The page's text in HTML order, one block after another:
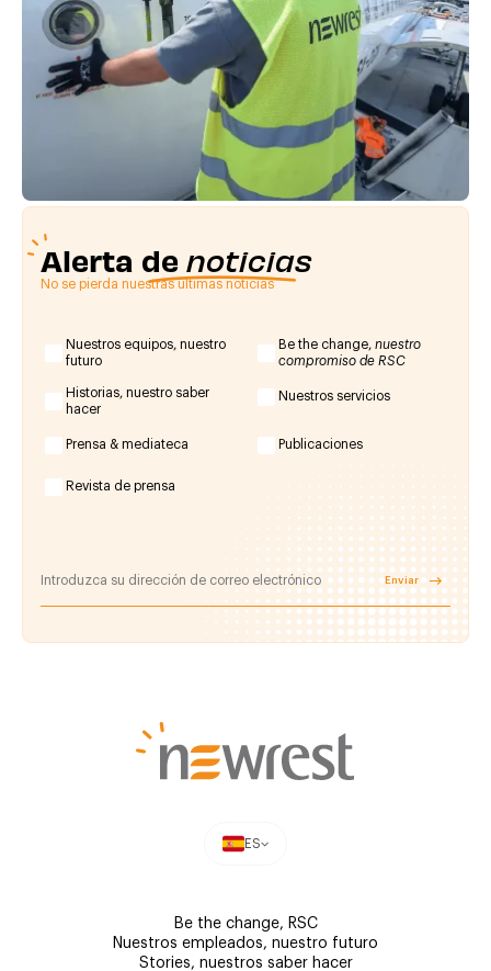
Alerta de noticias
No se pierda nuestras últimas noticias
Nuestros equipos, nuestro
futuro
Be the change, nuestro
compromiso de RSC
Historias, nuestro saber
hacer
Nuestros servicios
Prensa & mediateca Publicaciones
Revista de prensa
Enviar
ES
Be the change, RSC
Nuestros empleados, nuestro futuro
Stories, nuestros saber hacer